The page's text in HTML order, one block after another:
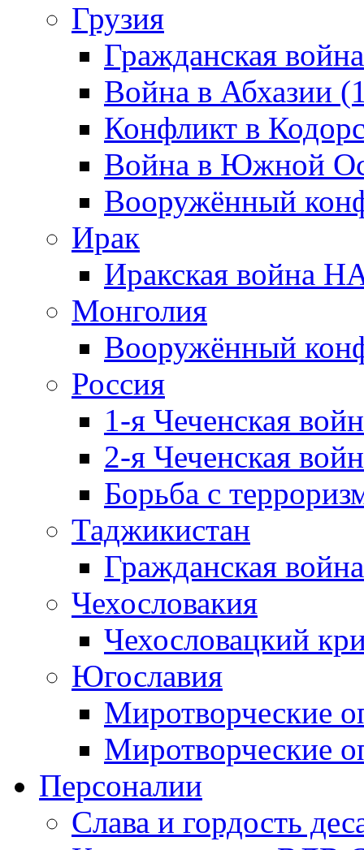
Грузия
Гражданская
Война в Абхазии
Конфликт в
Война в Южной
Вооружённый
Ирак
Иракская война
Монголия
Вооружённый
Россия
1-я Чеченская
2-я Чеченская
Борьба с
Таджикистан
Гражданская
Чехословакия
Чехословацкий
Югославия
Миротворческие
Миротворческие
Персоналии
Слава и гордость